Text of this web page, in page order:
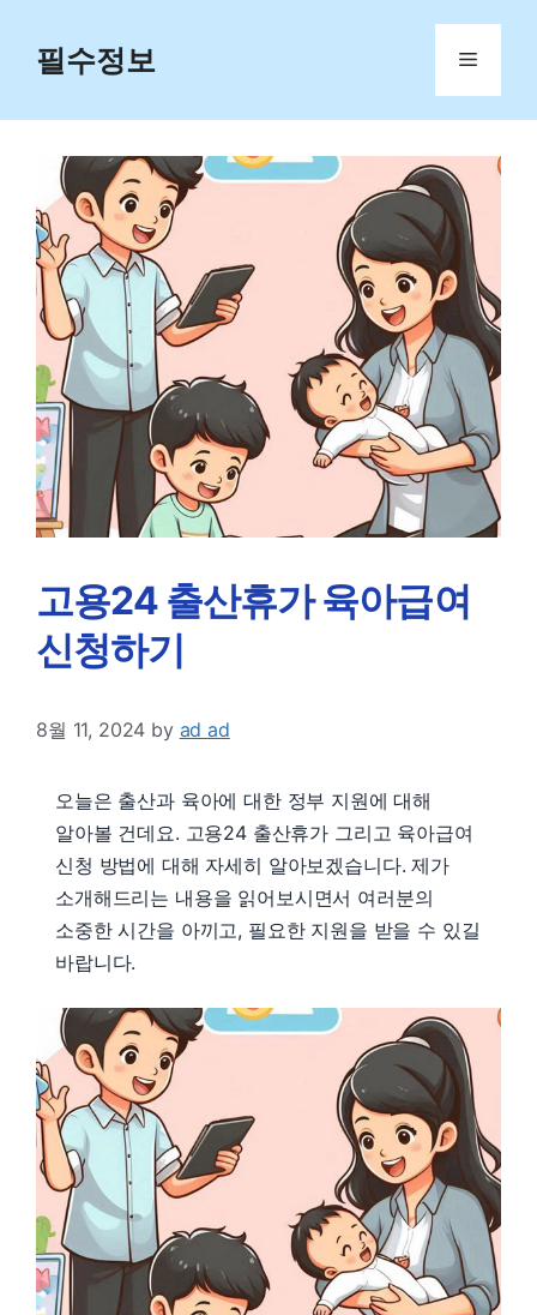
content
필수정보 Menu
고용24 출산휴가 육아급여
신청하기
8월 11, 2024 by ad ad
오늘은 출산과 육아에 대한 정부 지원에 대해
알아볼 건데요. 고용24 출산휴가 그리고 육아급여
신청 방법에 대해 자세히 알아보겠습니다. 제가
소개해드리는 내용을 읽어보시면서 여러분의
소중한 시간을 아끼고, 필요한 지원을 받을 수 있길
바랍니다.